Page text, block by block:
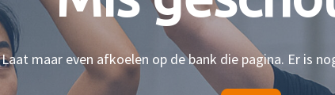
Laat maar even afkoelen op de bank die pagina. Er is